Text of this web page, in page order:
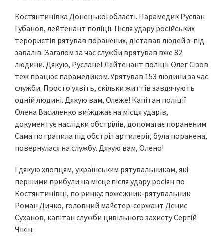
Костянтинівка Донецької області. Парамедик Руслан
Губанов, лейтенант поліції. Після удару російських
терористів рятував поранених, діставав людей з-під
завалів. Загалом за час служби врятував вже 82
людини. Дякую, Руслане! Лейтенант поліції Олег Сізов
теж працює парамедиком. Урятував 153 людини за час
служби. Просто уявіть, скільки життів завдячують
одній людині. Дякую вам, Олеже! Капітан поліції
Олена Василенко виїжджає на місця ударів,
документує наслідки обстрілів, допомагає пораненим.
Сама потрапила під обстріл артилерії, була поранена,
повернулася на службу. Дякую вам, Олено!
І дякую хлопцям, українським рятувальникам, які
першими прибули на місце після удару росіян по
Костянтинівці, по ринку: пожежник-рятувальник
Роман Дичко, головний майстер-сержант Денис
Суханов, капітан служби цивільного захисту Сергій
Чікін.